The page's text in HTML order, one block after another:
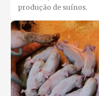
produção de suínos.